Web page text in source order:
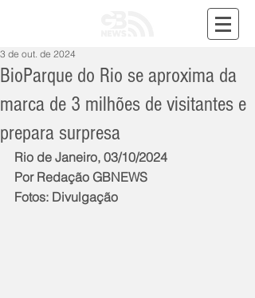
BioParque do Rio se aproxima da
marca de 3 milhões de visitantes e
prepara surpresa
3 de out. de 2024
Rio de Janeiro, 03/10/2024
Por Redação GBNEWS
Fotos: Divulgação